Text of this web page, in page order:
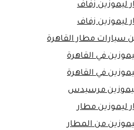
ليموزين زفاف
ليموزين زفاف
سيارات مطار القاهرة
في القاهرة
في القاهرة
ليموزين مرسيدس
ليموزين مطار
من المطار